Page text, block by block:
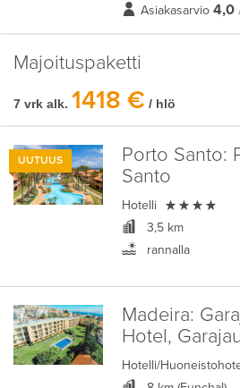
Asiakasarvio 4,0
Majoituspaketti
7 vrk alk. 1418 € / hlö
UUTUUS Porto Santo:
Santo
Hotelli 
3,5 km
rannalla
Madeira:
Hotel, Garajau
Hotelli/